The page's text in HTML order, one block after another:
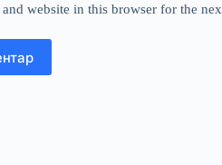
website in this browser for the